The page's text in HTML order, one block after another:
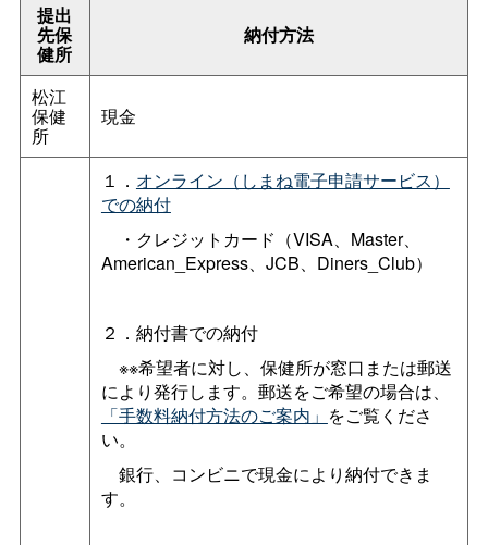
提出
先保
健所
納付方法
松江
保健
所
現金
１． オンライン（しまね電子申請サービス）
での納付
・クレジットカード（VISA、Master、
American_Express、JCB、Diners_Club）
２．納付書での納付
※※希望者に対し、保健所が窓口または郵送
により発行します。郵送をご希望の場合は、
「手数料納付方法のご案内」 をご覧くださ
い。
銀行、コンビニで現金により納付できま
す。